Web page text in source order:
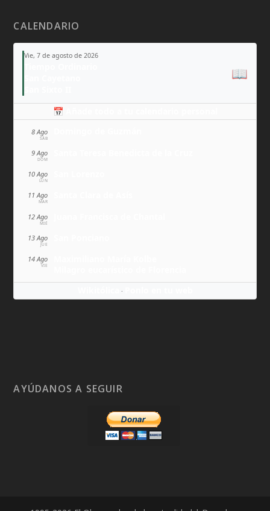
CALENDARIO
Vie, 7 de agosto de 2026
📖
📅 Añade todo a tu calendario personal
8 Ago
SÁB
9 Ago
DOM
10 Ago
LUN
11 Ago
MAR
12 Ago
MIÉ
13 Ago
JUE
14 Ago
VIE
·
AYÚDANOS A SEGUIR